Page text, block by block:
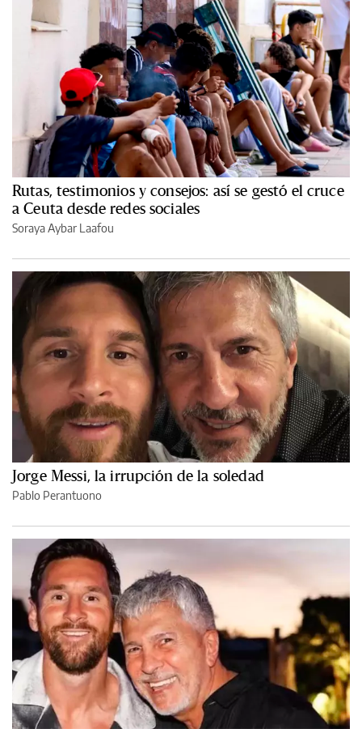
Rutas, testimonios y consejos: así se gestó el cruce
a Ceuta desde redes sociales
Soraya Aybar Laafou
Jorge Messi, la irrupción de la soledad
Pablo Perantuono